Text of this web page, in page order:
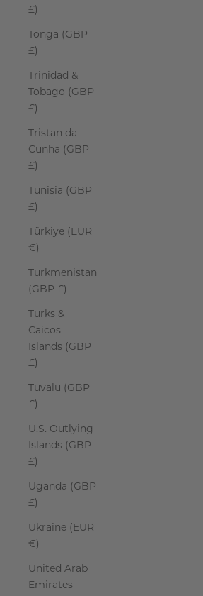
£)
Tonga (GBP
£)
Trinidad &
Tobago (GBP
£)
Tristan da
Cunha (GBP
£)
Tunisia (GBP
£)
Türkiye (EUR
€)
Turkmenistan
(GBP £)
Turks &
Caicos
Islands (GBP
£)
Tuvalu (GBP
£)
U.S. Outlying
Islands (GBP
£)
Uganda (GBP
£)
Ukraine (EUR
€)
United Arab
Emirates